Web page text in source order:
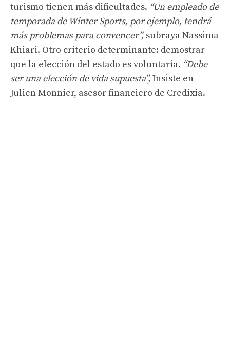
turismo tienen más dificultades. “Un empleado de
temporada de Winter Sports, por ejemplo, tendrá
más problemas para convencer”, subraya Nassima
Khiari. Otro criterio determinante: demostrar
que la elección del estado es voluntaria. “Debe
ser una elección de vida supuesta”,Insiste en
Julien Monnier, asesor financiero de Credixia.